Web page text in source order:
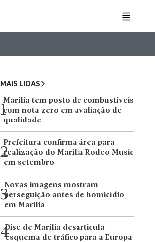
MAIS LIDAS
1
Marília tem posto de combustíveis
com nota zero em avaliação de
qualidade
2
Prefeitura confirma área para
realização do Marília Rodeo Music
em setembro
3
Novas imagens mostram
perseguição antes de homicídio
em Marília
4Dise de Marília desarticula
esquema de tráfico para a Europa